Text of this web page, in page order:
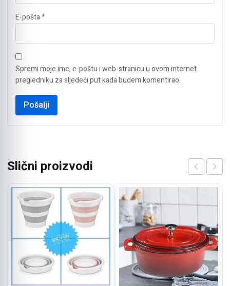
E-pošta*
Spremi moje ime, e-poštu i web-stranicu u ovom internet
pregledniku za sljedeći put kada budem komentirao.
Slični proizvodi